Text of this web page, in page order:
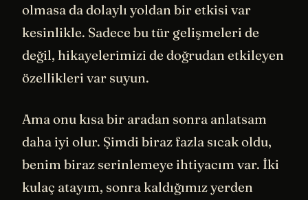
olmasa da dolaylı yoldan bir etkisi var
kesinlikle. Sadece bu tür gelişmeleri de
değil, hikayelerimizi de doğrudan etkileyen
özellikleri var suyun.
Ama onu kısa bir aradan sonra anlatsam
daha iyi olur. Şimdi biraz fazla sıcak oldu,
benim biraz serinlemeye ihtiyacım var. İki
kulaç atayım, sonra kaldığımız yerden